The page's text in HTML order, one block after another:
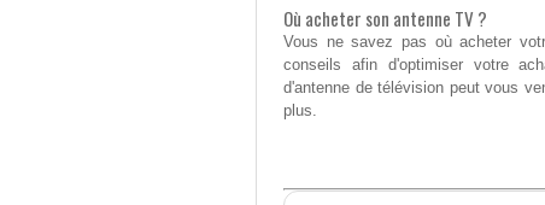
Où acheter son antenne TV ?
Vous ne savez pas où acheter
conseils afin d'optimiser votre
d'antenne de télévision peut vous
plus.